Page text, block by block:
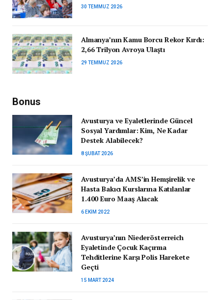
30 TEMMUZ 2026
Almanya’nın Kamu Borcu Rekor Kırdı:
2,66 Trilyon Avroya Ulaştı
29 TEMMUZ 2026
Bonus
Avusturya ve Eyaletlerinde Güncel
Sosyal Yardımlar: Kim, Ne Kadar
Destek Alabilecek?
8 ŞUBAT 2026
Avusturya’da AMS’in Hemşirelik ve
Hasta Bakıcı Kurslarına Katılanlar
1.400 Euro Maaş Alacak
6 EKIM 2022
Avusturya’nın Niederösterreich
Eyaletinde Çocuk Kaçırma
Tehditlerine Karşı Polis Harekete
Geçti
15 MART 2024